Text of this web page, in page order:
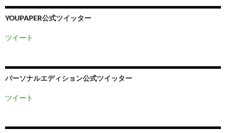
YOUPAPER公式ツイッター
ツイート
パーソナルエディション公式ツイッター
ツイート